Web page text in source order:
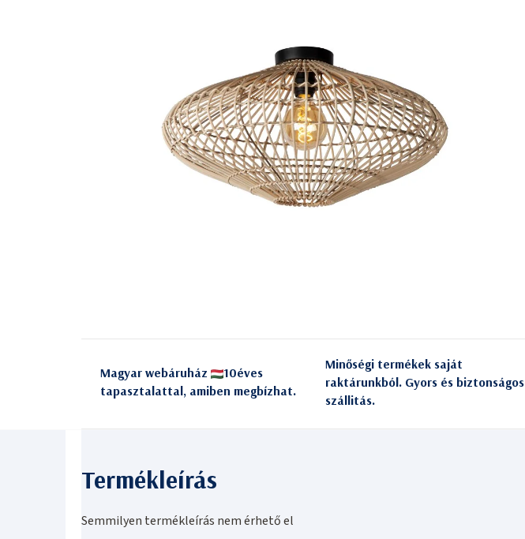
Magyar webáruház
10éves
tapasztalattal, amiben megbízhat.
Minőségi termékek saját
raktárunkból. Gyors és biztonságos
szállitás.
Semmilyen termékleírás nem érhető el